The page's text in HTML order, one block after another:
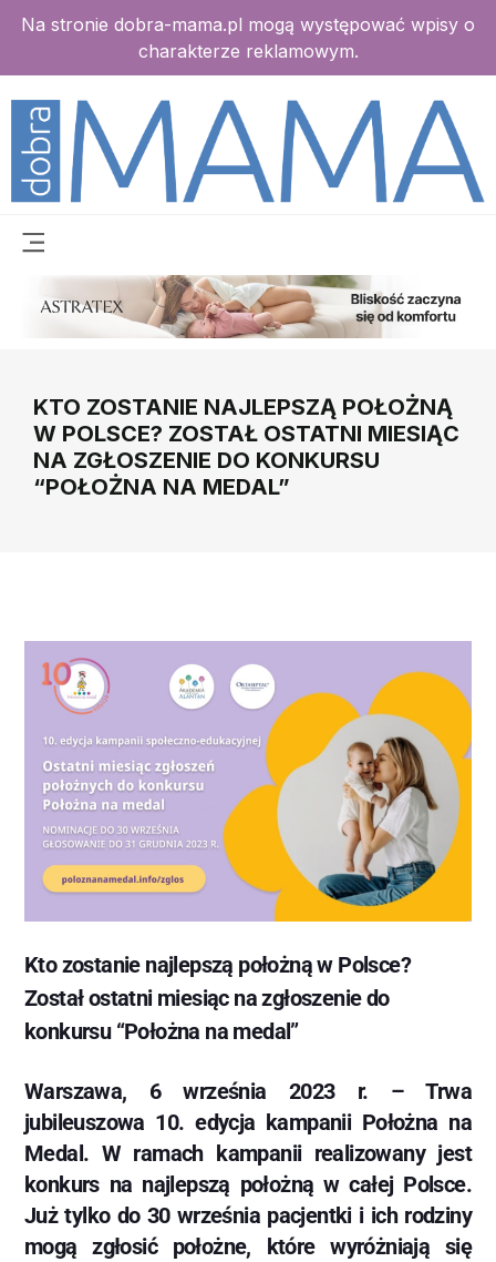
Na stronie dobra-mama.pl mogą występować wpisy o
charakterze reklamowym.
KTO ZOSTANIE NAJLEPSZĄ POŁOŻNĄ
W POLSCE? ZOSTAŁ OSTATNI MIESIĄC
NA ZGŁOSZENIE DO KONKURSU
“POŁOŻNA NA MEDAL”
Kto zostanie najlepszą położną w Polsce?
Został ostatni miesiąc na zgłoszenie do
konkursu “Położna na medal”
Warszawa, 6 września 2023 r. – Trwa
jubileuszowa 10. edycja kampanii Położna na
Medal. W ramach kampanii realizowany jest
konkurs na najlepszą położną w całej Polsce.
Już tylko do 30 września pacjentki i ich rodziny
mogą zgłosić położne, które wyróżniają się